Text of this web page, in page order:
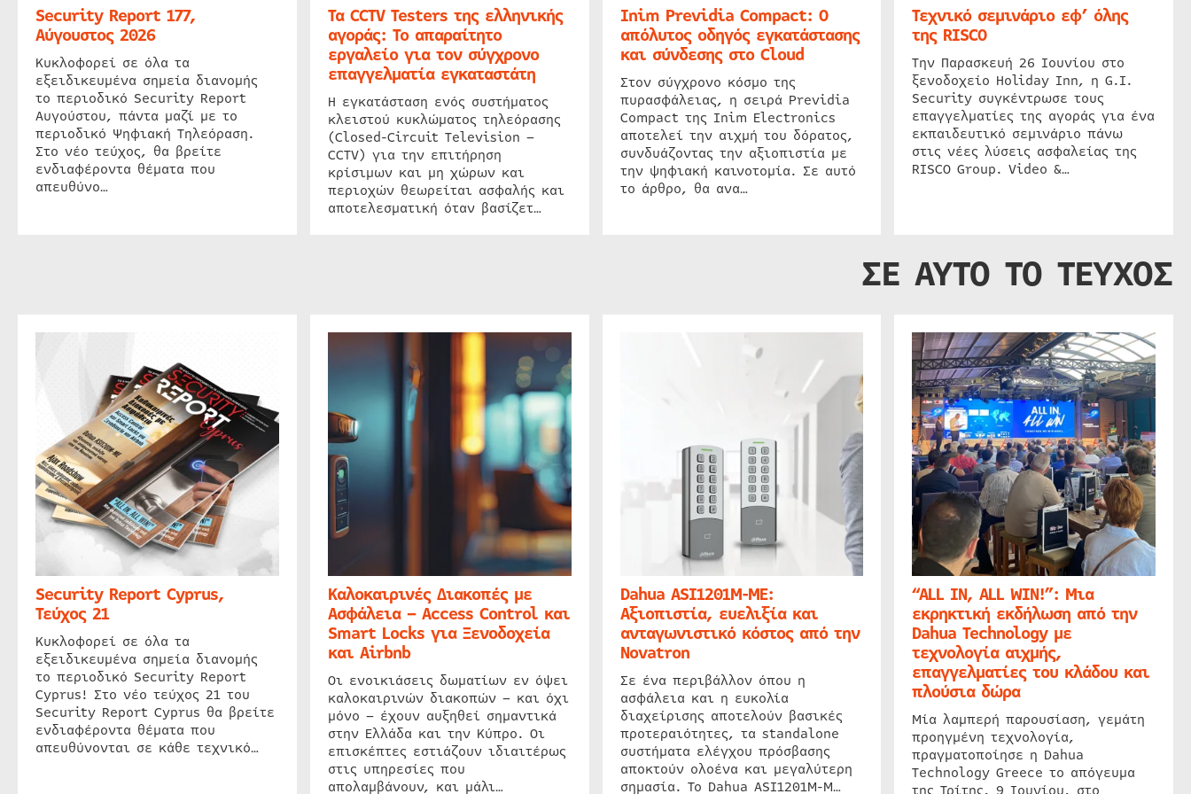
Security Report 177,
Αύγουστος 2026
Κυκλοφορεί σε όλα τα
εξειδικευμένα σημεία διανομής
το περιοδικό Security Report
Αυγούστου, πάντα μαζί με το
περιοδικό Ψηφιακή Τηλεόραση.
Στο νέο τεύχος, θα βρείτε
ενδιαφέροντα θέματα που
απευθύνο…
Τα CCTV Testers της ελληνικής
αγοράς: Το απαραίτητο
εργαλείο για τον σύγχρονο
επαγγελματία εγκαταστάτη
Η εγκατάσταση ενός συστήματος
κλειστού κυκλώματος τηλεόρασης
(Closed-Circuit Television –
CCTV) για την επιτήρηση
κρίσιμων και μη χώρων και
περιοχών θεωρείται ασφαλής και
αποτελεσματική όταν βασίζετ…
Inim Previdia Compact: Ο
απόλυτος οδηγός εγκατάστασης
και σύνδεσης στο Cloud
Στον σύγχρονο κόσμο της
πυρασφάλειας, η σειρά Previdia
Compact της Inim Electronics
αποτελεί την αιχμή του δόρατος,
συνδυάζοντας την αξιοπιστία με
την ψηφιακή καινοτομία. Σε αυτό
το άρθρο, θα ανα…
Τεχνικό σεμινάριο εφ’ όλης
της RISCO
Την Παρασκευή 26 Ιουνίου στο
ξενοδοχείο Holiday Inn, η G.I.
Security συγκέντρωσε τους
επαγγελματίες της αγοράς για ένα
εκπαιδευτικό σεμινάριο πάνω
στις νέες λύσεις ασφαλείας της
RISCO Group. Video &…
ΣΕ ΑΥΤΟ ΤΟ ΤΕΥΧΟΣ
Security Report Cyprus,
Τεύχος 21
Κυκλοφορεί σε όλα τα
εξειδικευμένα σημεία διανομής
το περιοδικό Security Report
Cyprus! Στο νέο τεύχος 21 του
Security Report Cyprus θα βρείτε
ενδιαφέροντα θέματα που
απευθύνονται σε κάθε τεχνικό…
Καλοκαιρινές Διακοπές με
Ασφάλεια – Access Control και
Smart Locks για Ξενοδοχεία
και Airbnb
Οι ενοικιάσεις δωματίων εν όψει
καλοκαιρινών διακοπών – και όχι
μόνο – έχουν αυξηθεί σημαντικά
στην Ελλάδα και την Κύπρο. Οι
επισκέπτες εστιάζουν ιδιαιτέρως
στις υπηρεσίες που
απολαμβάνουν, και μάλι…
Dahua ASI1201M-ME:
Αξιοπιστία, ευελιξία και
ανταγωνιστικό κόστος από την
Novatron
Σε ένα περιβάλλον όπου η
ασφάλεια και η ευκολία
διαχείρισης αποτελούν βασικές
προτεραιότητες, τα standalone
συστήματα ελέγχου πρόσβασης
αποκτούν ολοένα και μεγαλύτερη
σημασία. Το Dahua ASI1201M-M…
“ALL IN, ALL WIN!”: Μια
εκρηκτική εκδήλωση από την
Dahua Technology με
τεχνολογία αιχμής,
επαγγελματίες του κλάδου και
πλούσια δώρα
Μία λαμπερή παρουσίαση, γεμάτη
προηγμένη τεχνολογία,
πραγματοποίησε η Dahua
Technology Greece το απόγευμα
της Τρίτης, 9 Ιουνίου, στο